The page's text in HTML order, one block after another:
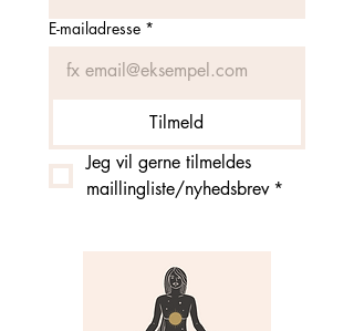
E-mailadresse *
Tilmeld
Jeg vil gerne tilmeldes
maillingliste/nyhedsbrev *